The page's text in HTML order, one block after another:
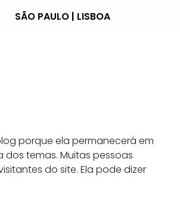
SÃO PAULO | LISBOA
porque ela permanecerá em
temas. Muitas pessoas
do site. Ela pode dizer